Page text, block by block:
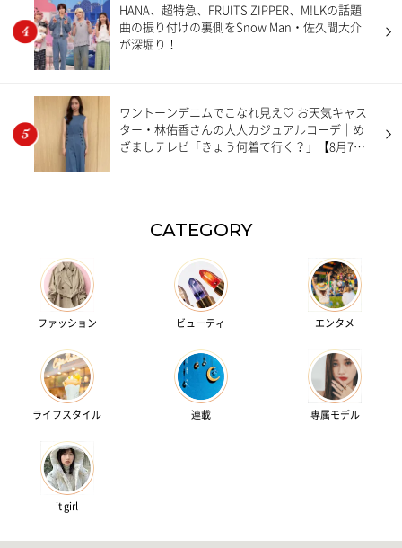
HANA、超特急、FRUITS ZIPPER、M!LKの話題
曲の振り付けの裏側をSnow Man・佐久間大介
が深堀り！
ワントーンデニムでこなれ見え♡ お天気キャス
ター・林佑香さんの大人カジュアルコーデ｜め
ざましテレビ「きょう何着て行く？」【8月7日
CATEGORY
ファッション ビューティ エンタメ
ライフスタイル 連載 専属モデル
it girl